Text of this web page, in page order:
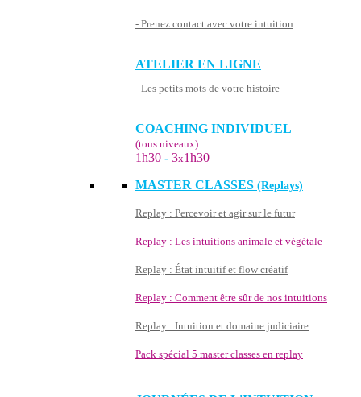
- Prenez contact avec votre intuition
ATELIER EN LIGNE
- Les petits mots de votre histoire
COACHING INDIVIDUEL
(tous niveaux)
1h30 - 3x1h30
MASTER CLASSES (Replays)
Replay : Percevoir et agir sur le futur
Replay : Les intuitions animale et végétale
Replay : État intuitif et flow créatif
Replay : Comment être sûr de nos intuitions
Replay : Intuition et domaine judiciaire
Pack spécial 5 master classes en replay